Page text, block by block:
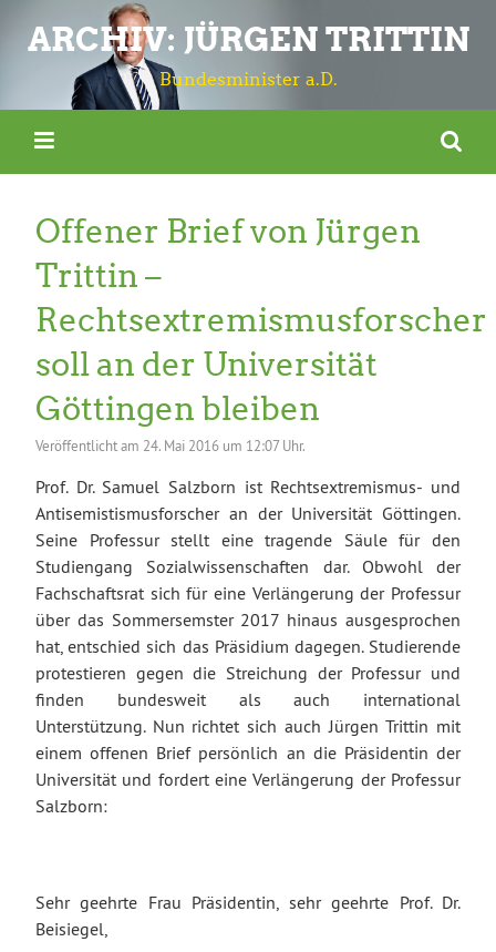
ARCHIV: JÜRGEN TRITTIN
Bundesminister a.D.
Offener Brief von Jürgen
Trittin –
Rechtsextremismusforscher
soll an der Universität
Göttingen bleiben
Veröffentlicht am 24. Mai 2016 um 12:07 Uhr.
Prof. Dr. Samuel Salzborn ist Rechtsextremismus- und
Antisemistismusforscher an der Universität Göttingen.
Seine Professur stellt eine tragende Säule für den
Studiengang Sozialwissenschaften dar. Obwohl der
Fachschaftsrat sich für eine Verlängerung der Professur
über das Sommersemster 2017 hinaus ausgesprochen
hat, entschied sich das Präsidium dagegen. Studierende
protestieren gegen die Streichung der Professur und
finden bundesweit als auch international
Unterstützung. Nun richtet sich auch Jürgen Trittin mit
einem offenen Brief persönlich an die Präsidentin der
Universität und fordert eine Verlängerung der Professur
Salzborn:
Sehr geehrte Frau Präsidentin, sehr geehrte Prof. Dr.
Beisiegel,